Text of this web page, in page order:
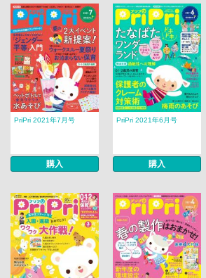
PriPri 2021年7月号
購入
PriPri 2021年6月号
購入